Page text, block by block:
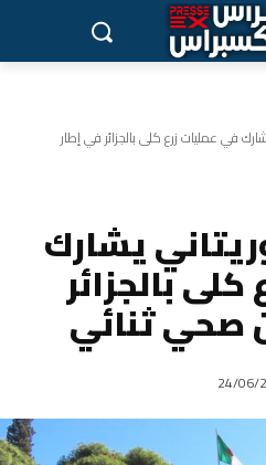
في عمليات زرع كلى بالجزائر في إطار
يشارك
بالجزائر
صحي ثنائي
24/06/